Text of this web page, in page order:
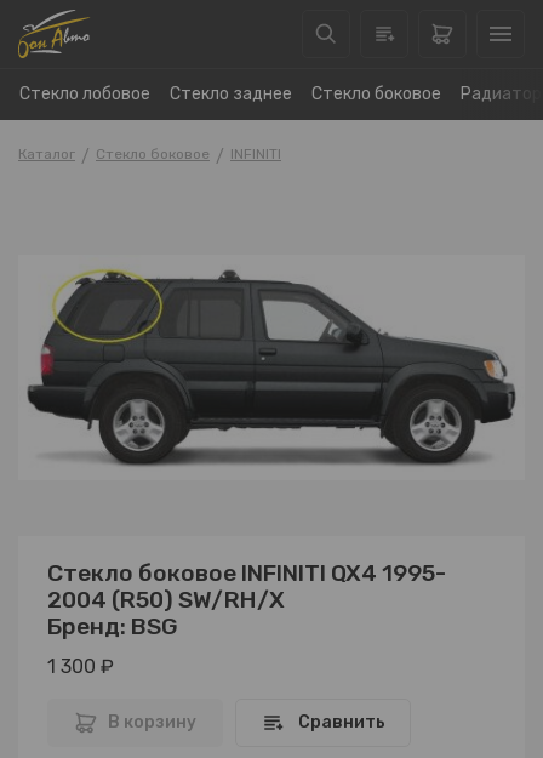
Стекло лобовое Стекло заднее Стекло боковое
Каталог Стекло боковое INFINITI
Стекло боковое INFINITI QX4 1995-
2004 (R50) SW/RH/X
Бренд: BSG
1 300 ₽
В корзину Сравнить